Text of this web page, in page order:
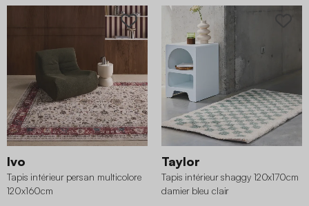
Ivo
Tapis intérieur persan multicolore
120x160cm
Taylor
Tapis intérieur shaggy 120x170cm
damier bleu clair